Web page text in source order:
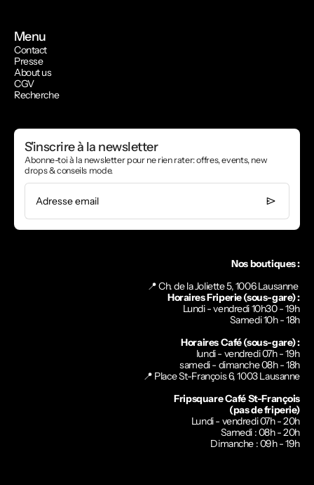
Menu
Contact
Presse
About us
CGV
Recherche
S'inscrire à la newsletter
Abonne-toi à la newsletter pour ne rien rater: offres, events, new
drops & conseils mode.
Adresse email
Nos boutiques :
📍 Ch. de la Joliette 5, 1006 Lausanne
Horaires Friperie (sous-gare) :
Lundi - vendredi 10h30 - 19h
Samedi 10h - 18h
Horaires Café (sous-gare) :
lundi - vendredi 07h - 19h
samedi - dimanche 08h - 18h
📍 Place St-François 6, 1003 Lausanne
Fripsquare Café St-François
(pas de friperie)
Lundi - vendredi 07h - 20h
Samedi : 08h - 20h
Dimanche : 09h - 19h